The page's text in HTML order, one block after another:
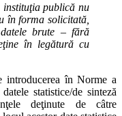
instituţia publică nu
în forma solicitată,
brute – fără
în legătură cu
în Norme a
statistice/de sinteză
deţinute de câtre